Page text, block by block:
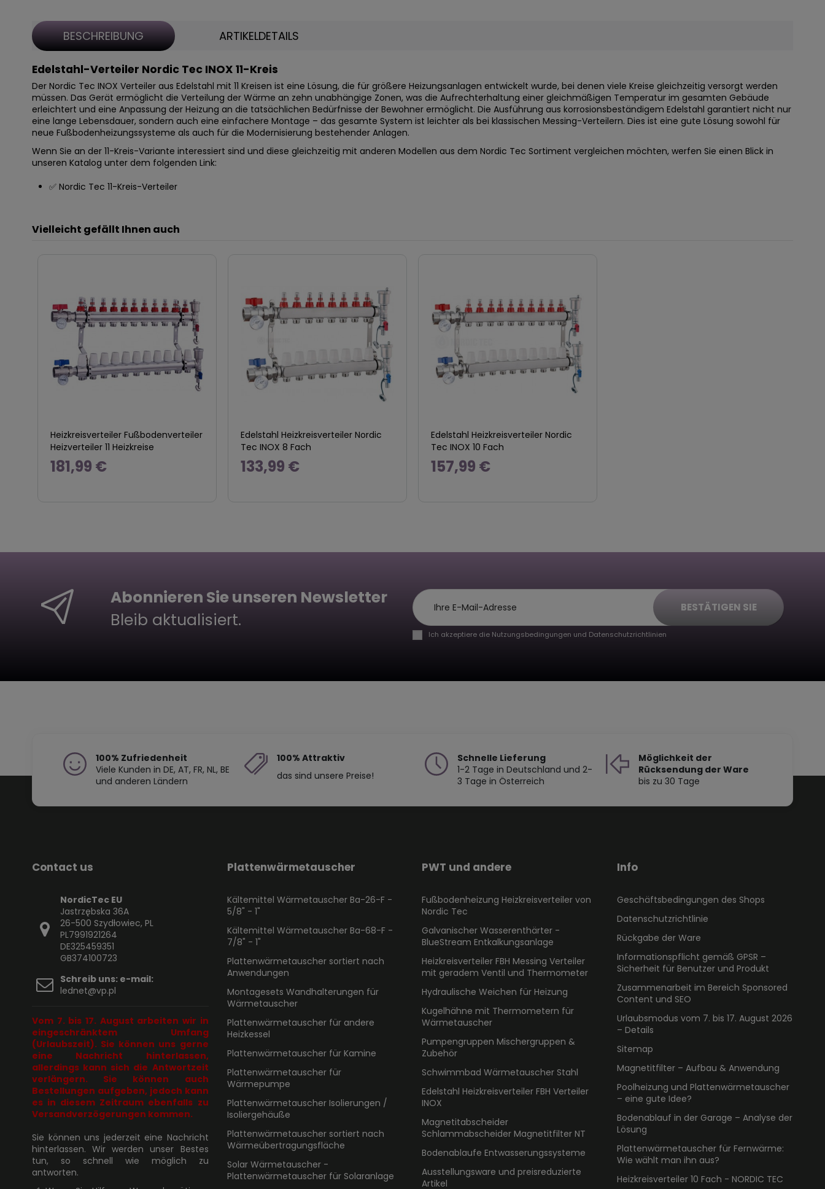
BESCHREIBUNG ARTIKELDETAILS
Edelstahl-Verteiler Nordic Tec INOX 11-Kreis
Der Nordic Tec INOX Verteiler aus Edelstahl mit 11 Kreisen ist eine Lösung, die für größere Heizungsanlagen entwickelt wurde, bei denen viele Kreise gleichzeitig versorgt werden
müssen. Das Gerät ermöglicht die Verteilung der Wärme an zehn unabhängige Zonen, was die Aufrechterhaltung einer gleichmäßigen Temperatur im gesamten Gebäude
erleichtert und eine Anpassung der Heizung an die tatsächlichen Bedürfnisse der Bewohner ermöglicht. Die Ausführung aus korrosionsbeständigem Edelstahl garantiert nicht nur
eine lange Lebensdauer, sondern auch eine einfachere Montage – das gesamte System ist leichter als bei klassischen Messing-Verteilern. Dies ist eine gute Lösung sowohl für
neue Fußbodenheizungssysteme als auch für die Modernisierung bestehender Anlagen.
Wenn Sie an der 11-Kreis-Variante interessiert sind und diese gleichzeitig mit anderen Modellen aus dem Nordic Tec Sortiment vergleichen möchten, werfen Sie einen Blick in
unseren Katalog unter dem folgenden Link:
✅ Nordic Tec 11-Kreis-Verteiler
Vielleicht gefällt Ihnen auch
Heizkreisverteiler Fußbodenverteiler
Heizverteiler 11 Heizkreise
181,99 €
Edelstahl Heizkreisverteiler Nordic
Tec INOX 8 Fach
133,99 €
Edelstahl Heizkreisverteiler Nordic
Tec INOX 10 Fach
157,99 €
Abonnieren Sie unseren Newsletter
Bleib aktualisiert.
BESTÄTIGEN SIE
Ich akzeptiere die Nutzungsbedingungen und Datenschutzrichtlinien
100% Zufriedenheit
Viele Kunden in DE, AT, FR, NL, BE
und anderen Ländern
100% Attraktiv
das sind unsere Preise!
Schnelle Lieferung
1-2 Tage in Deutschland und 2-
3 Tage in Österreich
Möglichkeit der
Rücksendung der Ware
bis zu 30 Tage
Contact us
NordicTec EU
Jastrzębska 36A
26-500 Szydłowiec, PL
PL7991921264
DE325459351
GB374100723
Schreib uns: e-mail:
lednet@vp.pl
Vom 7. bis 17. August arbeiten wir in
eingeschränktem Umfang
(Urlaubszeit). Sie können uns gerne
eine Nachricht hinterlassen,
allerdings kann sich die Antwortzeit
verlängern. Sie können auch
Bestellungen aufgeben, jedoch kann
es in diesem Zeitraum ebenfalls zu
Versandverzögerungen kommen.
Sie können uns jederzeit eine Nachricht
hinterlassen. Wir werden unser Bestes
tun, so schnell wie möglich zu
antworten.
Plattenwärmetauscher
Kältemittel Wärmetauscher Ba-26-F -
5/8" - 1"
Kältemittel Wärmetauscher Ba-68-F -
7/8" - 1"
Plattenwärmetauscher sortiert nach
Anwendungen
Montagesets Wandhalterungen für
Wärmetauscher
Plattenwärmetauscher für andere
Heizkessel
Plattenwärmetauscher für Kamine
Plattenwärmetauscher für
Wärmepumpe
Plattenwärmetauscher Isolierungen /
Isoliergehäuße
Plattenwärmetauscher sortiert nach
Wärmeübertragungsfläche
Solar Wärmetauscher -
Plattenwärmetauscher für Solaranlage
PWT und andere
Fußbodenheizung Heizkreisverteiler von
Nordic Tec
Galvanischer Wasserenthärter -
BlueStream Entkalkungsanlage
Heizkreisverteiler FBH Messing Verteiler
mit geradem Ventil und Thermometer
Hydraulische Weichen für Heizung
Kugelhähne mit Thermometern für
Wärmetauscher
Pumpengruppen Mischergruppen &
Zubehör
Schwimmbad Wärmetauscher Stahl
Edelstahl Heizkreisverteiler FBH Verteiler
INOX
Magnetitabscheider
Schlammabscheider Magnetitfilter NT
Bodenablaufe Entwasserungssysteme
Ausstellungsware und preisreduzierte
Artikel
Info
Geschäftsbedingungen des Shops
Datenschutzrichtlinie
Rückgabe der Ware
Informationspflicht gemäß GPSR –
Sicherheit für Benutzer und Produkt
Zusammenarbeit im Bereich Sponsored
Content und SEO
Urlaubsmodus vom 7. bis 17. August 2026
– Details
Sitemap
Magnetitfilter – Aufbau & Anwendung
Poolheizung und Plattenwärmetauscher
– eine gute Idee?
Bodenablauf in der Garage – Analyse der
Lösung
Plattenwärmetauscher für Fernwärme:
Wie wählt man ihn aus?
Heizkreisverteiler 10 Fach - NORDIC TEC